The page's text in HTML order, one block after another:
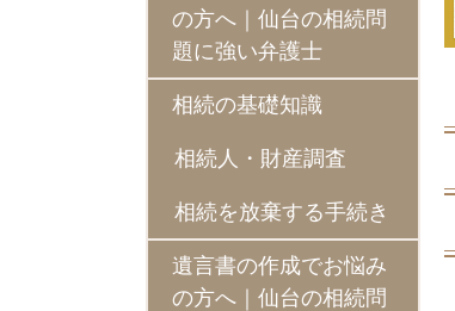
の方へ｜仙台の相続問
題に強い弁護士
相続の基礎知識
相続人・財産調査
相続を放棄する手続き
遺言書の作成でお悩み
の方へ｜仙台の相続問